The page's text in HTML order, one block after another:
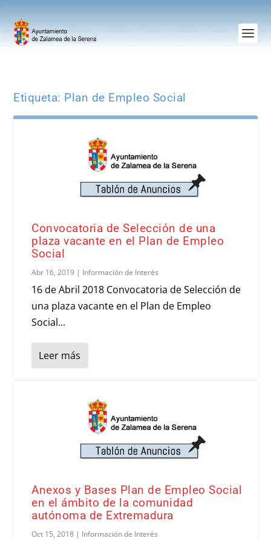
Etiqueta: Plan de Empleo Social
Convocatoria de Selección de una
plaza vacante en el Plan de Empleo
Social
Abr 16, 2019 | Información de Interés
16 de Abril 2018 Convocatoria de Selección de
una plaza vacante en el Plan de Empleo
Social...
Leer más
Anexos y Bases Plan de Empleo Social
en el ámbito de la comunidad
autónoma de Extremadura
Oct 15, 2018 | Información de Interés